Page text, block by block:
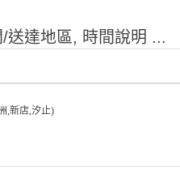
送達地區, 時間說明 ...
,新店,汐止)